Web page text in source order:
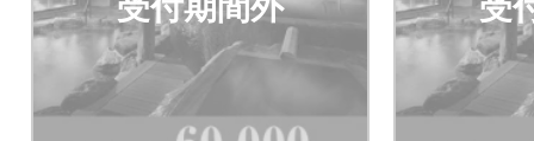
受付期間外 受